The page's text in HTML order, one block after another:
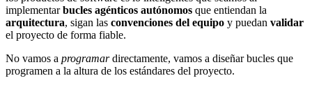
implementarbucles agénticos autónomos que entiendan la
arquitectura, sigan las convenciones del equipo y puedan validar
el proyecto de forma fiable.
No vamos a programardirectamente, vamos a diseñar bucles que
programen a la altura de los estándares del proyecto.